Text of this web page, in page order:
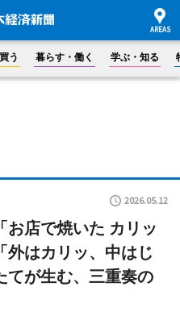
買う 暮らす・働く 学ぶ・知る
2026.05.12
お店で焼いた カリッ
外はカリッ、中はじ
てが生む、三重奏の